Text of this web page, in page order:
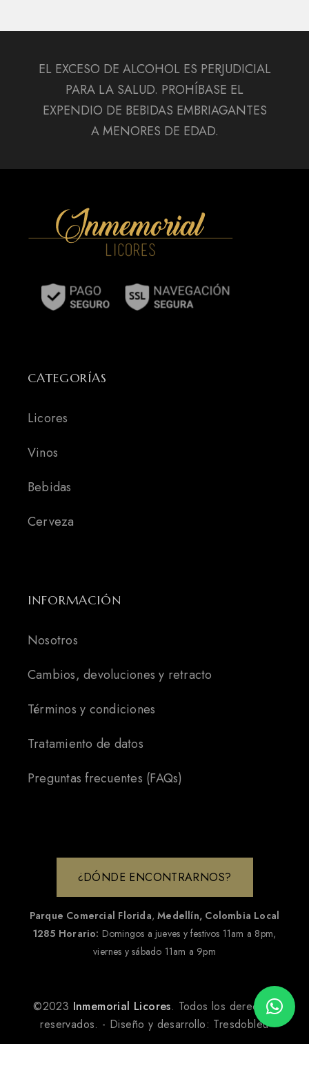
EL EXCESO DE ALCOHOL ES PERJUDICIAL
PARA LA SALUD. PROHÍBASE EL
EXPENDIO DE BEBIDAS EMBRIAGANTES
A MENORES DE EDAD.
CATEGORÍAS
Licores
Vinos
Bebidas
Cerveza
INFORMACIÓN
Nosotros
Cambios, devoluciones y retracto
Términos y condiciones
Tratamiento de datos
Preguntas frecuentes (FAQs)
¿DÓNDE ENCONTRARNOS?
Parque Comercial Florida,Medellín, Colombia Local
1285 Horario: Domingos a jueves y festivos 11am a 8pm,
viernes y sábado 11am a 9pm
©2023 Inmemorial Licores. Todos los derechos
reservados. - Diseño y desarrollo: Tresdobleu